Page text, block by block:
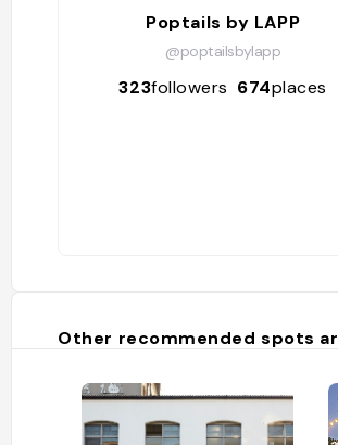
Poptails by LAPP
@poptailsbylapp
323followers 674places
Other recommended spots